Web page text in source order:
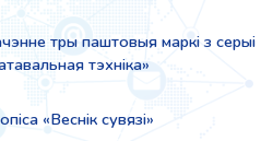
тры паштовыя маркі з серыі
тэхніка»
«Веснiк сувязi»